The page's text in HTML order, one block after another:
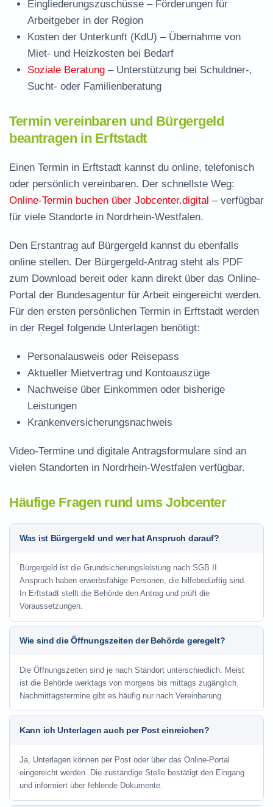
Eingliederungszuschüsse – Förderungen für
Arbeitgeber in der Region
Kosten der Unterkunft (KdU) – Übernahme von
Miet- und Heizkosten bei Bedarf
Soziale Beratung – Unterstützung bei Schuldner-,
Sucht- oder Familienberatung
Termin vereinbaren und Bürgergeld
beantragen in Erftstadt
Einen Termin in Erftstadt kannst du online, telefonisch
oder persönlich vereinbaren. Der schnellste Weg:
Online-Termin buchen über Jobcenter.digital – verfügbar
für viele Standorte in Nordrhein-Westfalen.
Den Erstantrag auf Bürgergeld kannst du ebenfalls
online stellen. Der Bürgergeld-Antrag steht als PDF
zum Download bereit oder kann direkt über das Online-
Portal der Bundesagentur für Arbeit eingereicht werden.
Für den ersten persönlichen Termin in Erftstadt werden
in der Regel folgende Unterlagen benötigt:
Personalausweis oder Reisepass
Aktueller Mietvertrag und Kontoauszüge
Nachweise über Einkommen oder bisherige
Leistungen
Krankenversicherungsnachweis
Video-Termine und digitale Antragsformulare sind an
vielen Standorten in Nordrhein-Westfalen verfügbar.
Häufige Fragen rund ums Jobcenter
Was ist Bürgergeld und wer hat Anspruch darauf?
Bürgergeld ist die Grundsicherungsleistung nach SGB II.
Anspruch haben erwerbsfähige Personen, die hilfebedürftig sind.
In Erftstadt stellt die Behörde den Antrag und prüft die
Voraussetzungen.
Wie sind die Öffnungszeiten der Behörde geregelt?
Die Öffnungszeiten sind je nach Standort unterschiedlich. Meist
ist die Behörde werktags von morgens bis mittags zugänglich.
Nachmittagstermine gibt es häufig nur nach Vereinbarung.
Kann ich Unterlagen auch per Post einreichen?
Ja, Unterlagen können per Post oder über das Online-Portal
eingereicht werden. Die zuständige Stelle bestätigt den Eingang
und informiert über fehlende Dokumente.